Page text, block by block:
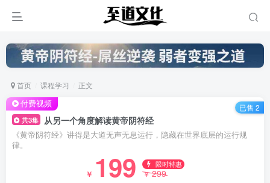
首页 课程学习 正文
共3集 从另一个角度解读黄帝阴符经
《黄帝阴符经》讲得是大道无声无息运行，隐藏在世界底层的运行规
律。
￥ 199 限时特惠
￥299
付费视频 已售 2